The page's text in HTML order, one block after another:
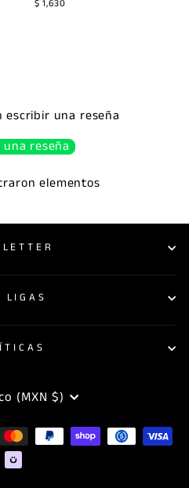
$ 1,630
escribir una reseña
una reseña
elementos
LIGAS
(MXN $)